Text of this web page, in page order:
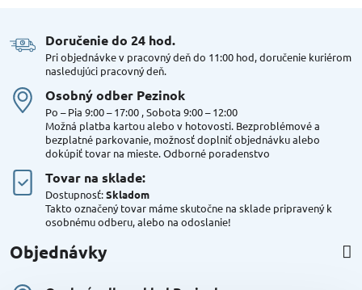
Doručenie do 24 hod​.
Pri objednávke v pracovný deň do 11:00 hod, doručenie kuriérom
nasledujúci pracovný deň.
Osobný odber Pezinok
Po – Pia 9:00 – 17:00 , Sobota 9:00 – 12:00
Možná platba kartou alebo v hotovosti. Bezproblémové a
bezplatné parkovanie, možnosť doplniť objednávku alebo
dokúpiť tovar na mieste. Odborné poradenstvo
Tovar na sklade:
Dostupnosť:Skladom
Takto označený tovar máme skutočne na sklade pripravený k
osobnému odberu, alebo na odoslanie!
Objednávky